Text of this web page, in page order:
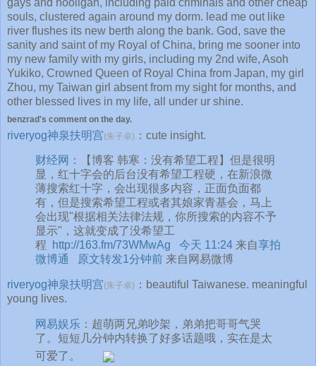
gays and hooligan, including paid criminals and other cheap
souls, clustered again around my dorm. lead me out like
river flushes its new berth along the bank. God, save the
sanity and saint of my Royal of China, bring me sooner into
my new family with my girls, including my 2nd wife, Asoh
Yukiko, Crowned Queen of Royal China from Japan, my girl
Zhou, my Taiwan girl absent from my sight for months, and
other blessed lives in my life, all under ur shine.
benzrad's comment on the day.
riveryog神泉扶明宫(朱子卓) ：cute insight.
财经网 ：【博客 韩寒：没有希望工程】但是很明
显，红十字会的后台没有希望工程硬，在新浪微
薄搜索红十字，会出现很多内容，正面负面都
有，但是搜索希望工程或者其娘家青基会，马上
会出现"根据相关法律法规，你所搜索的内容不予
显示"，这就变成了没希望工
程
http://163.fm/73WMwAg 今天 11:24 来自享拍
微博通
原文转发1分钟前 来自网易微博
riveryog神泉扶明宫(朱子卓) ：beautiful Taiwanese. meaningful
young lives.
网易娱乐 ：超萌两兄弟吵架，弟弟把哥哥气哭
了。短短几分钟内转换了好多话题哦，实在是太
可爱了。